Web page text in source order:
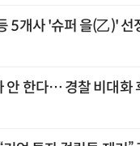
5개사 '슈퍼 을(乙)' 선
안 한다… 경찰 비대화